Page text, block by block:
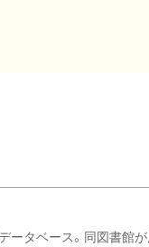
タベース。同図書館が